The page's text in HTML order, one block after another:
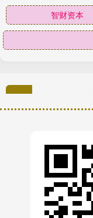
智财资本